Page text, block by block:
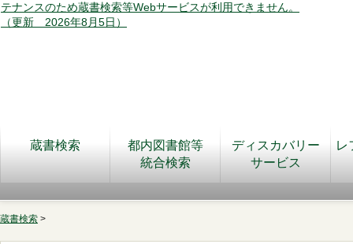
テナンスのため蔵書検索等Webサービスが利用できません。
（更新 2026年8月5日）
蔵書検索
都内図書館等
統合検索
ディスカバリー
サービス
レ
蔵書検索 >